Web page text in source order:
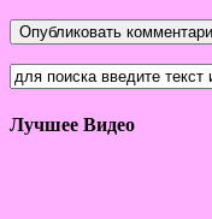
Лучшее Видео